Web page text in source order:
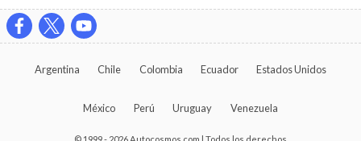
Argentina Chile Colombia Ecuador Estados Unidos
México Perú Uruguay Venezuela